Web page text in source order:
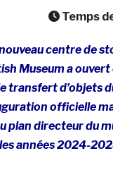
Temps
centre de
Museum a
transfert d’objets
officielle
plan directeur du
années 2024-